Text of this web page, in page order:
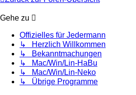
Gehe zu
Offizielles für Jedermann
↳ Herzlich Willkommen
↳ Bekanntmachungen
↳ Mac/Win/Lin-HaBu
↳ Mac/Win/Lin-Neko
↳ Übrige Programme